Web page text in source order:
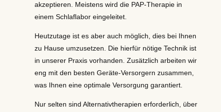
akzeptieren. Meistens wird die PAP-Therapie in
einem Schlaflabor eingeleitet.
Heutzutage ist es aber auch möglich, dies bei Ihnen
zu Hause umzusetzen. Die hierfür nötige Technik ist
in unserer Praxis vorhanden. Zusätzlich arbeiten wir
eng mit den besten Geräte-Versorgern zusammen,
was Ihnen eine optimale Versorgung garantiert.
Nur selten sind Alternativtherapien erforderlich, über